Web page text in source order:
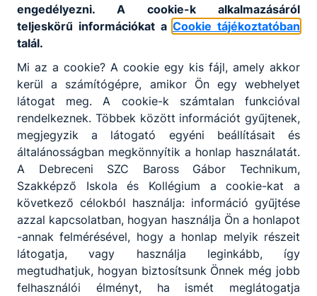
Épület- és szerkezetlakatos
Gépész technikus
KKK PTT
Gépi és CNC forgácsoló
KKK PTT
Hegesztő
KKK PTT
Ipari gépész
KKK
engedélyezni. A cookie-k alkalmazásáról
teljeskörű információkat a Cookie tájékoztatóban
talál.
Mi az a cookie? A cookie egy kis fájl, amely akkor
kerül a számítógépre, amikor Ön egy webhelyet
látogat meg. A cookie-k számtalan funkcióval
rendelkeznek. Többek között információt gyűjtenek,
megjegyzik a látogató egyéni beállításait és
általánosságban megkönnyítik a honlap használatát.
A Debreceni SZC Baross Gábor Technikum,
Szakképző Iskola és Kollégium a cookie-kat a
következő célokból használja: információ gyűjtése
azzal kapcsolatban, hogyan használja Ön a honlapot
-annak felmérésével, hogy a honlap melyik részeit
látogatja, vagy használja leginkább, így
megtudhatjuk, hogyan biztosítsunk Önnek még jobb
felhasználói élményt, ha ismét meglátogatja